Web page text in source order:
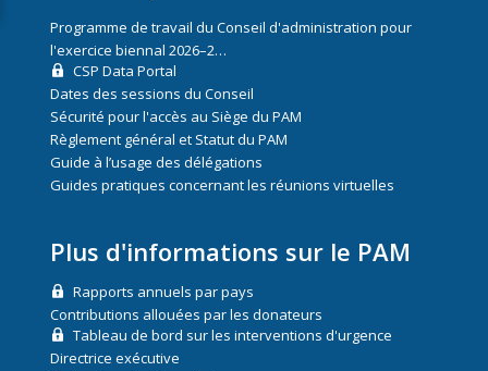
Programme de travail du Conseil d'administration pour
l'exercice biennal 2026–2…
CSP Data Portal
Dates des sessions du Conseil
Sécurité pour l'accès au Siège du PAM
Règlement général et Statut du PAM
Guide à l’usage des délégations
Guides pratiques concernant les réunions virtuelles
Plus d'informations sur le PAM
Rapports annuels par pays
Contributions allouées par les donateurs
Tableau de bord sur les interventions d'urgence
Directrice exécutive